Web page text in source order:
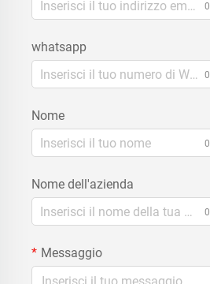
whatsapp
Nome
Nome dell'azienda
Messaggio